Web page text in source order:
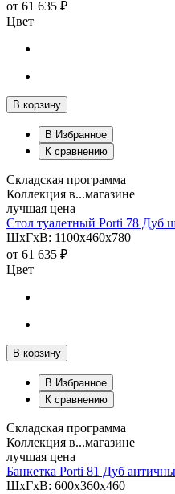
от 61 635 ₽
Цвет
В корзину
В Избранное
К сравнению
Складская программа
Коллекция в...магазине
лучшая цена
Стол туалетный Porti 78 Дуб
ШхГхВ: 1100х460х780
от 61 635 ₽
Цвет
В корзину
В Избранное
К сравнению
Складская программа
Коллекция в...магазине
лучшая цена
Банкетка Porti 81 Дуб
ШхГхВ: 600х360х460